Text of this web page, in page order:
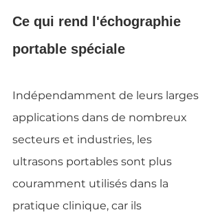
Ce qui rend l'échographie
portable spéciale
Indépendamment de leurs larges
applications dans de nombreux
secteurs et industries, les
ultrasons portables sont plus
couramment utilisés dans la
pratique clinique, car ils